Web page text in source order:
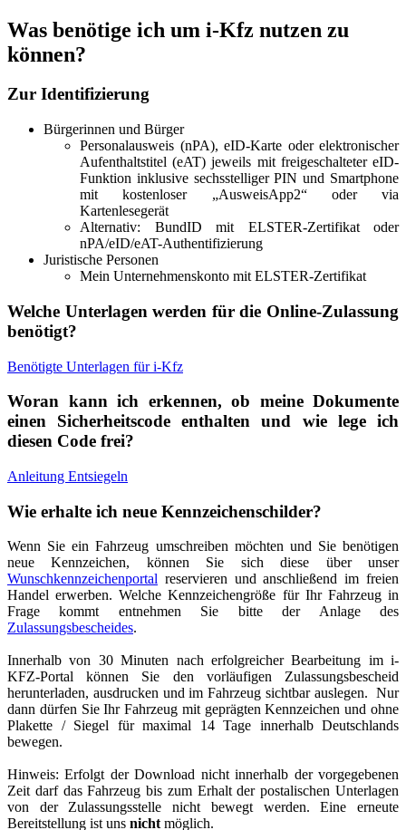
Was benötige ich um i-Kfz nutzen zu
können?
Zur Identifizierung
Bürgerinnen und Bürger
Personalausweis (nPA), eID-Karte oder elektronischer
Aufenthaltstitel (eAT) jeweils mit freigeschalteter eID-
Funktion inklusive sechsstelliger PIN und Smartphone
mit kostenloser „AusweisApp2“ oder via
Kartenlesegerät
Alternativ: BundID mit ELSTER-Zertifikat oder
nPA/eID/eAT-Authentifizierung
Juristische Personen
Mein Unternehmenskonto mit ELSTER-Zertifikat
Welche Unterlagen werden für die Online-Zulassung
benötigt?
Benötigte Unterlagen für i-Kfz
Woran kann ich erkennen, ob meine Dokumente
einen Sicherheitscode enthalten und wie lege ich
diesen Code frei?
Anleitung Entsiegeln
Wie erhalte ich neue Kennzeichenschilder?
Wenn Sie ein Fahrzeug umschreiben möchten und Sie benötigen
neue Kennzeichen, können Sie sich diese über unser
Wunschkennzeichenportal reservieren und anschließend im freien
Handel erwerben. Welche Kennzeichengröße für Ihr Fahrzeug in
Frage kommt entnehmen Sie bitte der Anlage des
Zulassungsbescheides.
Innerhalb von 30 Minuten nach erfolgreicher Bearbeitung im i-
KFZ-Portal können Sie den vorläufigen Zulassungsbescheid
herunterladen, ausdrucken und im Fahrzeug sichtbar auslegen. Nur
dann dürfen Sie Ihr Fahrzeug mit geprägten Kennzeichen und ohne
Plakette / Siegel für maximal 14 Tage innerhalb Deutschlands
bewegen.
Hinweis: Erfolgt der Download nicht innerhalb der vorgegebenen
Zeit darf das Fahrzeug bis zum Erhalt der postalischen Unterlagen
von der Zulassungsstelle nicht bewegt werden. Eine erneute
Bereitstellung ist uns nichtmöglich.